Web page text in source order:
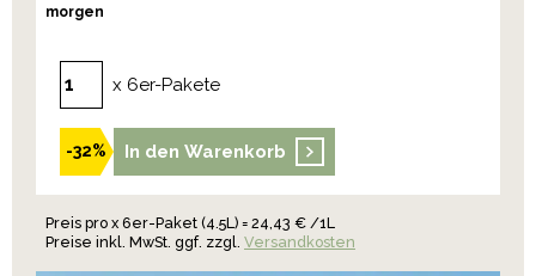
morgen
x 6er-Pakete
-32% In den Warenkorb
Preis pro x 6er-Paket (4.5L) = 24,43 € /1L
Preise inkl. MwSt. ggf. zzgl. Versandkosten